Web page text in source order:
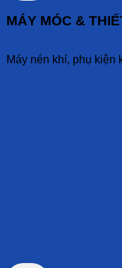
MÁY MÓC &
Máy nén khí, phụ kiện